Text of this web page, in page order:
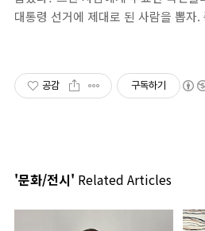
대통령 선거에 제대로 된 사람을 뽑자.
공감 구독하기
'문화/전시' Related Articles